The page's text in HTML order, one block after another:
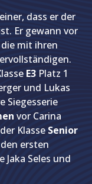
dass er der
Er gewann vor
mit ihren
E3 Platz 1
und Lukas
Siegesserie
vor Carina
Klasse Senior
ersten
Seles und